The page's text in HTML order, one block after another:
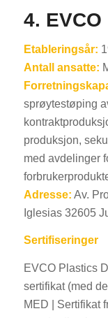
4.
Etableringsår:
Antall ansatte:
sprøytestøping
produksjon,
med avdelinger
Adresse: Av.
Iglesias 32605
Sertifiseringer
EVCO Plastics
sertifikat (med
MED | Sertifikat